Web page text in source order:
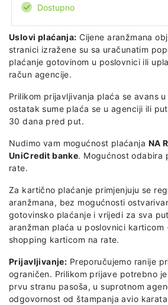
Dostupno
Uslovi plaćanja: Cijene aranžmana
stranici izražene su sa uračunatim
plaćanje gotovinom u poslovnici ili
račun agencije.
Prilikom prijavljivanja plaća se avans
ostatak sume plaća se u agenciji ili
30 dana pred put.
Nudimo vam mogućnost plaćanja NA
UniCredit banke. Mogućnost odabira
rate.
Za kartično plaćanje primjenjuju se
aranžmana, bez mogućnosti
gotovinsko plaćanje i vrijedi za sva
aranžman plaća u poslovnici
shopping karticom na rate.
Prijavljivanje: Preporučujemo ranije
ograničen. Prilikom prijave potrebno
prvu stranu pasoša, u suprotnom
odgovornost od štampanja avio